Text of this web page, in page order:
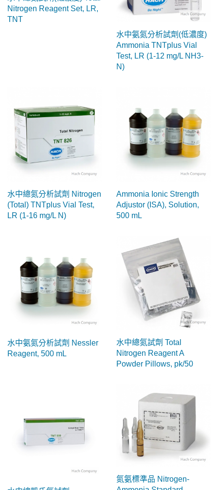
Nitrogen Reagent Set, LR,
TNT
水中氨氮分析試劑(低濃度)
Ammonia TNTplus Vial
Test, LR (1-12 mg/L NH3-
N)
水中總氮分析試劑 Nitrogen
(Total) TNTplus Vial Test,
LR (1-16 mg/L N)
Ammonia Ionic Strength
Adjustor (ISA), Solution,
500 mL
水中氨氮分析試劑 Nessler
Reagent, 500 mL
水中總氮試劑 Total
Nitrogen Reagent A
Powder Pillows, pk/50
氮氨標準品 Nitrogen-